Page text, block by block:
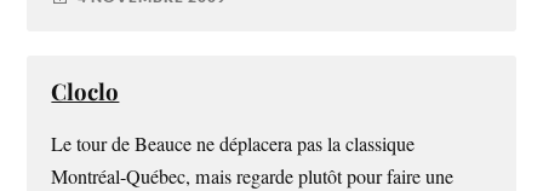
Cloclo
Le tour de Beauce ne déplacera pas la classique
Montréal-Québec, mais regarde plutôt pour faire une